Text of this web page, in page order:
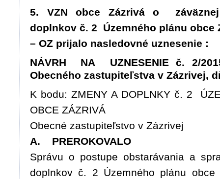
5. VZN obce Zázrivá o
doplnkov č. 2 Územného plánu obce
– OZ prijalo nasledovné uznesenie :
NÁVRH NA UZNESENIE č. 2/
Obecného zastupiteľstva v Zázrivej,
K bodu: ZMENY A DOPLNKY č. 2
OBCE ZÁZRIVÁ
Obecné zastupiteľstvo v Zázrivej
A. PREROKOVALO
Správu o postupe obstarávania a
doplnkov č. 2 Územného plánu